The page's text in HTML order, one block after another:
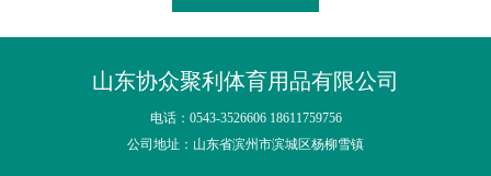
山东协众聚利体育用品有限公司
电话：0543-3526606 18611759756
公司地址：山东省滨州市滨城区杨柳雪镇